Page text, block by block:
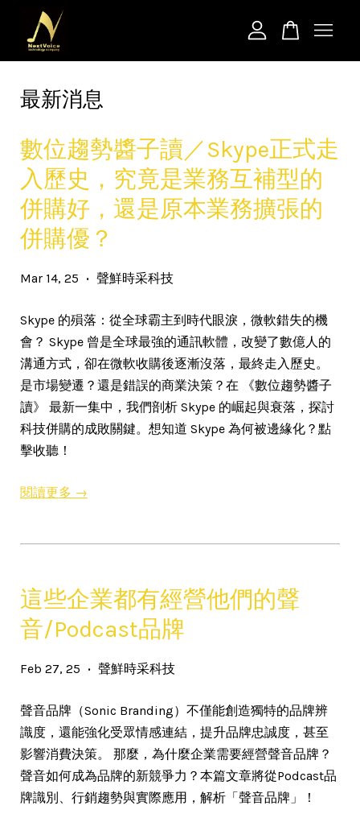
最新消息
數位趨勢醬子讀／Skype正式走
入歷史，究竟是業務互補型的
併購好，還是原本業務擴張的
併購優？
Mar 14, 25 • 聲鮮時采科技
Skype 的殞落：從全球霸主到時代眼淚，微軟錯失的機
會？ Skype 曾是全球最強的通訊軟體，改變了數億人的
溝通方式，卻在微軟收購後逐漸沒落，最終走入歷史。
是市場變遷？還是錯誤的商業決策？在 《數位趨勢醬子
讀》 最新一集中，我們剖析 Skype 的崛起與衰落，探討
科技併購的成敗關鍵。想知道 Skype 為何被邊緣化？點
擊收聽！
閱讀更多 →
這些企業都有經營他們的聲
音/Podcast品牌
Feb 27, 25 • 聲鮮時采科技
聲音品牌（Sonic Branding）不僅能創造獨特的品牌辨
識度，還能強化受眾情感連結，提升品牌忠誠度，甚至
影響消費決策。 那麼，為什麼企業需要經營聲音品牌？
聲音如何成為品牌的新競爭力？本篇文章將從Podcast品
牌識別、行銷趨勢與實際應用，解析「聲音品牌」！